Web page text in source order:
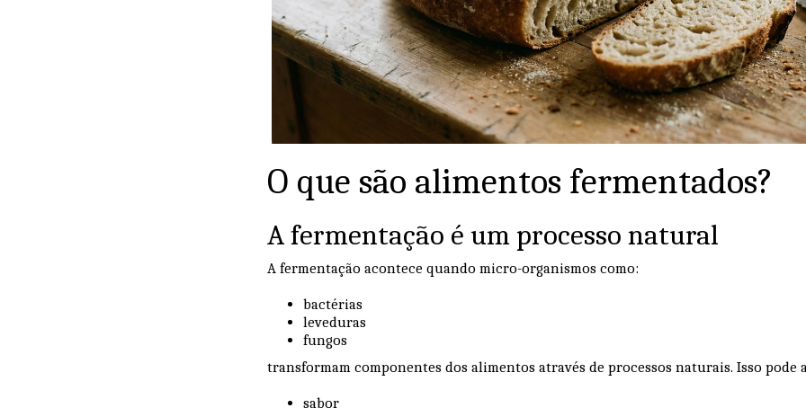
O que são alimentos fermentados?
A fermentação é um processo natural
A fermentação acontece quando micro-organismos como:
bactérias
leveduras
fungos
transformam componentes dos alimentos através de processos naturais. Isso pode
sabor